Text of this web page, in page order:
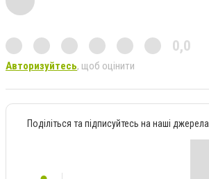
0,0
Авторизуйтесь, щоб оцінити
Поділіться та підписуйтесь на наші джерела